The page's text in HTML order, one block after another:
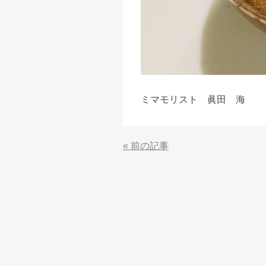
ミマモリスト 眞田 海
« 前の記事